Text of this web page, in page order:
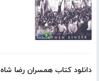
دانلود کتاب همسران رضا شاه